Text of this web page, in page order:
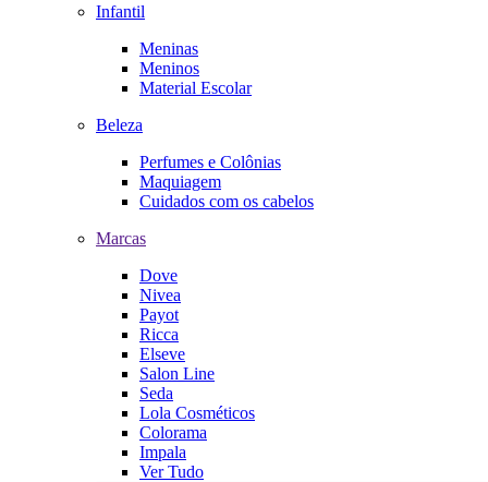
Infantil
Meninas
Meninos
Material Escolar
Beleza
Perfumes e Colônias
Maquiagem
Cuidados com os cabelos
Marcas
Dove
Nivea
Payot
Ricca
Elseve
Salon Line
Seda
Lola Cosméticos
Colorama
Impala
Ver Tudo